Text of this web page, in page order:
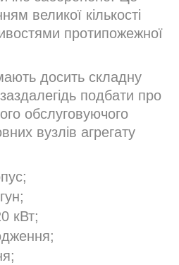
великої кількості
протипожежної
досить складну
подбати про
обслуговуючого
вузлів агрегату
кВт;